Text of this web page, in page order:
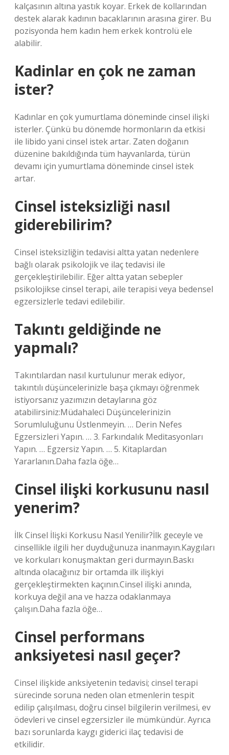
kalçasının altına yastık koyar. Erkek de kollarından
destek alarak kadının bacaklarının arasına girer. Bu
pozisyonda hem kadın hem erkek kontrolü ele
alabilir.
Kadinlar en çok ne zaman
ister?
Kadınlar en çok yumurtlama döneminde cinsel ilişki
isterler. Çünkü bu dönemde hormonların da etkisi
ile libido yani cinsel istek artar. Zaten doğanın
düzenine bakıldığında tüm hayvanlarda, türün
devamı için yumurtlama döneminde cinsel istek
artar.
Cinsel isteksizliği nasıl
giderebilirim?
Cinsel isteksizliğin tedavisi altta yatan nedenlere
bağlı olarak psikolojik ve ilaç tedavisi ile
gerçekleştirilebilir. Eğer altta yatan sebepler
psikolojikse cinsel terapi, aile terapisi veya bedensel
egzersizlerle tedavi edilebilir.
Takıntı geldiğinde ne
yapmalı?
Takıntılardan nasıl kurtulunur merak ediyor,
takıntılı düşüncelerinizle başa çıkmayı öğrenmek
istiyorsanız yazımızın detaylarına göz
atabilirsiniz:Müdahaleci Düşüncelerinizin
Sorumluluğunu Üstlenmeyin. … Derin Nefes
Egzersizleri Yapın. … 3. Farkındalık Meditasyonları
Yapın. … Egzersiz Yapın. … 5. Kitaplardan
Yararlanın.Daha fazla öğe…
Cinsel ilişki korkusunu nasıl
yenerim?
İlk Cinsel İlişki Korkusu Nasıl Yenilir?İlk geceyle ve
cinsellikle ilgili her duyduğunuza inanmayın.Kaygıları
ve korkuları konuşmaktan geri durmayın.Baskı
altında olacağınız bir ortamda ilk ilişkiyi
gerçekleştirmekten kaçının.Cinsel ilişki anında,
korkuya değil ana ve hazza odaklanmaya
çalışın.Daha fazla öğe…
Cinsel performans
anksiyetesi nasıl geçer?
Cinsel ilişkide anksiyetenin tedavisi; cinsel terapi
sürecinde soruna neden olan etmenlerin tespit
edilip çalışılması, doğru cinsel bilgilerin verilmesi, ev
ödevleri ve cinsel egzersizler ile mümkündür. Ayrıca
bazı sorunlarda kaygı giderici ilaç tedavisi de
etkilidir.